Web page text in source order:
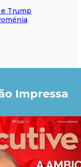
Trump
Impressa